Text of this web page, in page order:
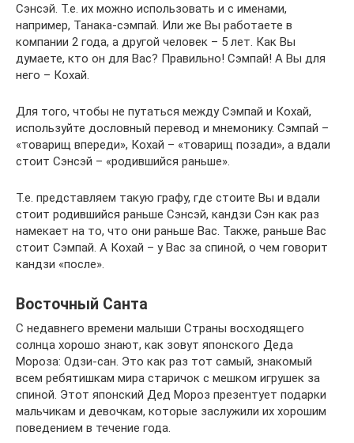
Сэнсэй. Т.е. их можно использовать и с именами,
например, Танака-сэмпай. Или же Вы работаете в
компании 2 года, а другой человек – 5 лет. Как Вы
думаете, кто он для Вас? Правильно! Сэмпай! А Вы для
него – Кохай.
Для того, чтобы не путаться между Сэмпай и Кохай,
используйте дословный перевод и мнемонику. Сэмпай –
«товарищ впереди», Кохай – «товарищ позади», а вдали
стоит Сэнсэй – «родившийся раньше».
Т.е. представляем такую графу, где стоите Вы и вдали
стоит родившийся раньше Сэнсэй, кандзи Сэн как раз
намекает на то, что они раньше Вас. Также, раньше Вас
стоит Сэмпай. А Кохай – у Вас за спиной, о чем говорит
кандзи «после».
Восточный Санта
С недавнего времени малыши Страны восходящего
солнца хорошо знают, как зовут японского Деда
Мороза: Одзи-сан. Это как раз тот самый, знакомый
всем ребятишкам мира старичок с мешком игрушек за
спиной. Этот японский Дед Мороз презентует подарки
мальчикам и девочкам, которые заслужили их хорошим
поведением в течение года.